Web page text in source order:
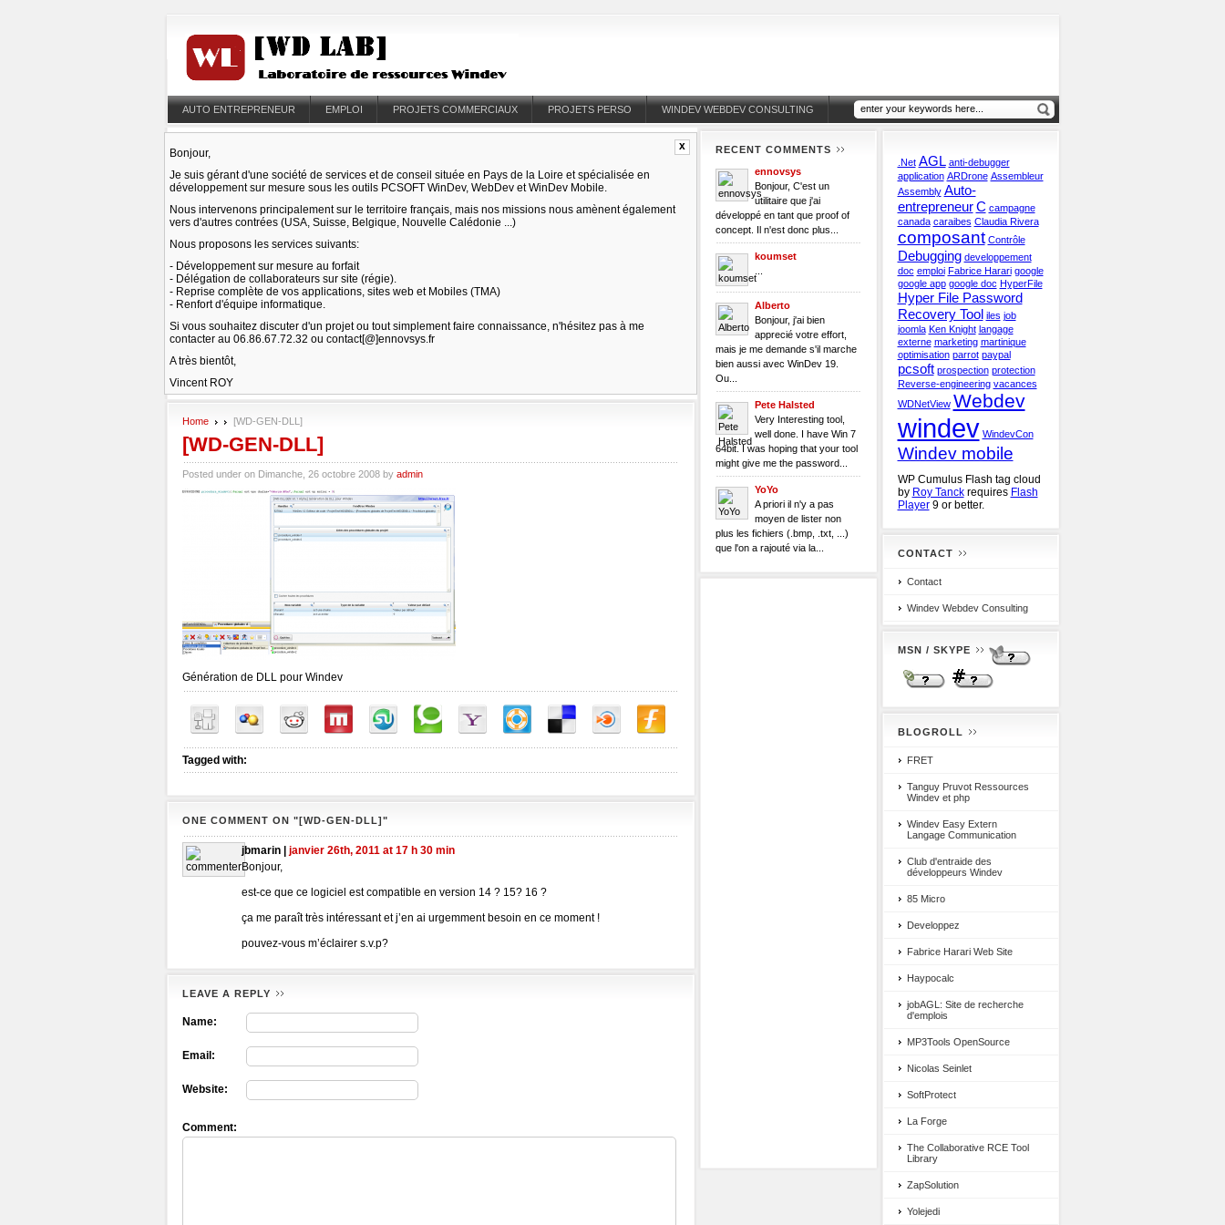
AUTO ENTREPRENEUR EMPLOI PROJETS COMMERCIAUX PROJETS PERSO WINDEV WEBDEV CONSULTING
x
Bonjour,
Je suis gérant d'une société de services et de conseil située en Pays de la Loire et spécialisée en
développement sur mesure sous les outils PCSOFT WinDev, WebDev et WinDev Mobile.
Nous intervenons principalement sur le territoire français, mais nos missions nous amènent également
vers d'autres contrées (USA, Suisse, Belgique, Nouvelle Calédonie ...)
Nous proposons les services suivants:
- Développement sur mesure au forfait
- Délégation de collaborateurs sur site (régie).
- Reprise complète de vos applications, sites web et Mobiles (TMA)
- Renfort d'équipe informatique.
Si vous souhaitez discuter d'un projet ou tout simplement faire connaissance, n'hésitez pas à me
contacter au 06.86.67.72.32 ou contact[@]ennovsys.fr
A très bientôt,
Vincent ROY
Home [WD-GEN-DLL]
[WD-GEN-DLL]
Posted under on Dimanche, 26 octobre 2008 by admin
Génération de DLL pour Windev
Tagged with:
ONE COMMENT ON "[WD-GEN-DLL]"
jbmarin | janvier 26th, 2011 at 17 h 30 min
Bonjour,
est-ce que ce logiciel est compatible en version 14 ? 15? 16 ?
ça me paraît très intéressant et j’en ai urgemment besoin en ce moment !
pouvez-vous m’éclairer s.v.p?
LEAVE A REPLY
Name:
Email:
Website:
Comment:
RECENT COMMENTS
ennovsys
Bonjour, C'est un
utilitaire que j'ai
développé en tant que proof of
concept. Il n'est donc plus...
koumset
Alberto
Bonjour, j'ai bien
apprecié votre effort,
mais je me demande s'il marche
bien aussi avec WinDev 19.
Ou...
Pete Halsted
Very Interesting tool,
well done. I have Win 7
64bit. I was hoping that your tool
might give me the password...
YoYo
A priori il n'y a pas
moyen de lister non
plus les fichiers (.bmp, .txt, ...)
que l'on a rajouté via la...
.Net AGL anti-debugger
application ARDrone Assembleur
Assembly Auto-
entrepreneur C campagne
canada caraibes Claudia Rivera
composant Contrôle
Debugging developpement
doc emploi Fabrice Harari google
google app google doc HyperFile
Hyper File Password
Recovery Tool iles job
joomla Ken Knight langage
externe marketing martinique
optimisation parrot paypal
pcsoft prospection protection
Reverse-engineering vacances
WDNetView Webdev
windev WindevCon
Windev mobile
WP Cumulus Flash tag cloud
by Roy Tanckrequires Flash
Player9 or better.
CONTACT
Contact
Windev Webdev Consulting
MSN / SKYPE
BLOGROLL
FRET
Tanguy Pruvot Ressources
Windev et php
Windev Easy Extern
Langage Communication
Club d'entraide des
développeurs Windev
85 Micro
Developpez
Fabrice Harari Web Site
Haypocalc
jobAGL: Site de recherche
d'emplois
MP3Tools OpenSource
Nicolas Seinlet
SoftProtect
La Forge
The Collaborative RCE Tool
Library
ZapSolution
Yolejedi